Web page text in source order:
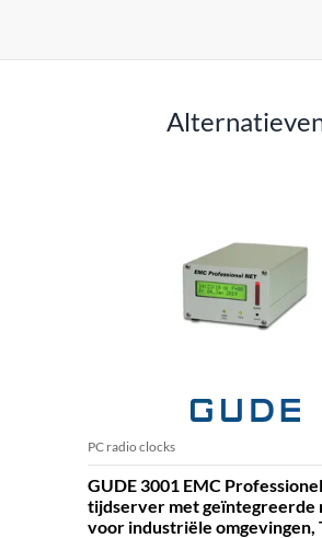
PC radio clocks
GUDE 3001 EMC
tijdserver met geïntegreerde
voor industriële omgevingen,